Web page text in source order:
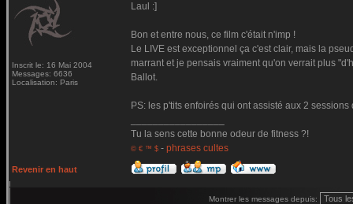
Inscrit le: 16 Mai 2004
Messages: 6636
Localisation: Paris
Laul :]
Bon et entre nous, ce film c'était n'imp !
Le LIVE est exceptionnel ça c'est clair, mais la
marrant et je pensais vraiment qu'on verrait plus
Ballot.
PS: les p'tits enfoirés qui ont assisté aux 2
Tu la sens cette bonne odeur de fitness ?!
© € ™ $ - phrases cultes
Revenir en haut
Montrer les messages depuis: